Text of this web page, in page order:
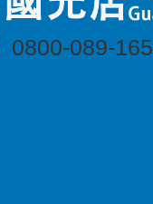
0800-089-165